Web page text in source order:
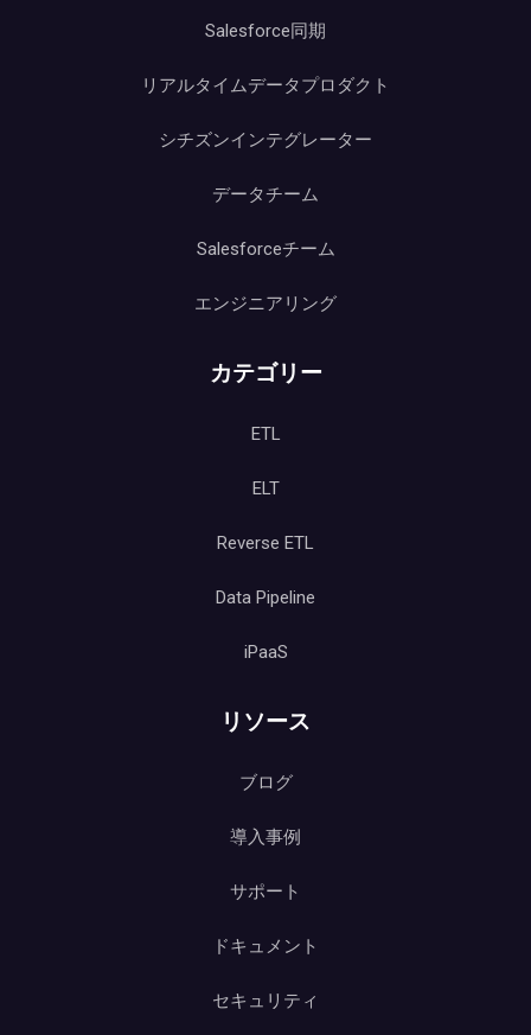
Salesforce同期
リアルタイムデータプロダクト
シチズンインテグレーター
データチーム
Salesforceチーム
エンジニアリング
カテゴリー
ETL
ELT
Reverse ETL
Data Pipeline
iPaaS
リソース
ブログ
導入事例
サポート
ドキュメント
セキュリティ